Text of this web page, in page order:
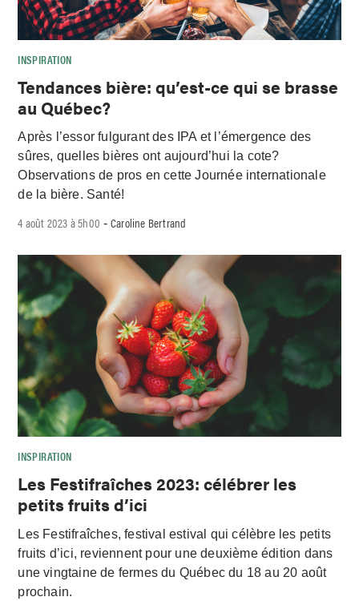
INSPIRATION
Tendances bière: qu’est-ce qui se brasse
au Québec?
Après l’essor fulgurant des IPA et l’émergence des
sûres, quelles bières ont aujourd’hui la cote?
Observations de pros en cette Journée internationale
de la bière. Santé!
4 août 2023 à 5h00 -Caroline Bertrand
INSPIRATION
Les Festifraîches 2023: célébrer les
petits fruits d’ici
Les Festifraîches, festival estival qui célèbre les petits
fruits d’ici, reviennent pour une deuxième édition dans
une vingtaine de fermes du Québec du 18 au 20 août
prochain.